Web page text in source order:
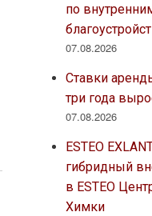
по
07.08.2026
Ставки
три года
07.08.2026
ESTEO
гибридный
в ESTEO
Химки